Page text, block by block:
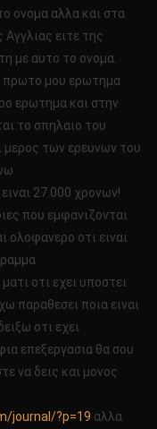
ονομα αλλα και στα
Αγγλιας ειτε της
με αυτο το ονομα.
πρωτο μου ερωτημα
ερωτημα και στην
το σπηλαιο του
μερος των ερευνων του
27.000 χρονων!
που εμφανιζονται
ολοφανερο οτι ειναι
οτι εχει υποστει
παραθεσει ποια ειναι
οτι εχει
επεξεργασια θα σου
να δεις και μονος
journal/?p=19 αλλα